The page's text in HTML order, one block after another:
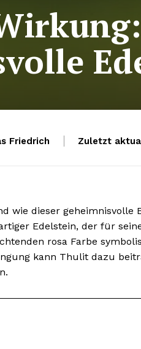
Friedrich Zuletzt
wie dieser geheimnisvolle
Edelstein, der für
rosa Farbe
kann Thulit dazu